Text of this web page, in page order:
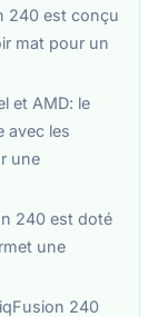
240 est conçu
mat pour un
et AMD: le
avec les
une
240 est doté
une
240